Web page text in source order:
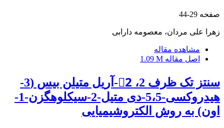
صفحه 29-44
زهرا علی مردان، معصومه دارابی
مشاهده مقاله
اصل مقاله 1.09 M
سنتز تک ظرف 2، 2َ-آریل متیلن بیس (3-
هیدروکسی-5،5-دی متیل-2-سیکلوهگزن-1-
اون) به روش الکتروشیمیایی